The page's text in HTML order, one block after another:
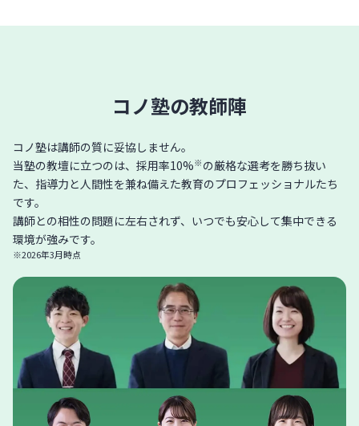
コノ塾の教師陣
コノ塾は講師の質に妥協しません。
当塾の教壇に立つのは、採用率10%※ の厳格な選考を勝ち抜い
た、指導力と人間性を兼ね備えた教育のプロフェッショナルたち
です。
講師との相性の問題に左右されず、いつでも安心して集中できる
環境が強みです。
※2026年3月時点